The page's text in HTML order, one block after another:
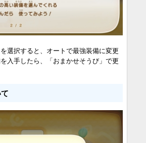
選択すると、オートで最強装備に変更
入手したら、「おまかせそうび」で更